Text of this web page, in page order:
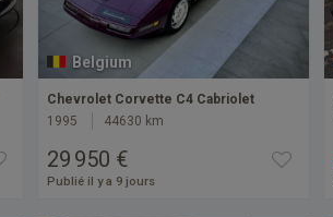
Belgium
Chevrolet Corvette C4 Cabriolet
1995
44630 km
29 950 €
Publié il y a 9 jours